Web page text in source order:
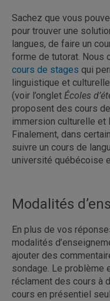
Sachez que vous
pour trouver une
langues, de faire un
forme de tutorat. Nous
cours de stages qui
linguistique et
(voir l’onglet Écoles
proposent des cours
immersion culturelle et
Finalement, dans
suivre un cours de
université québécoise
Modalités
En plus de vos
modalités
ajouter des
sondage. Le problème
réclament des cours à
cours en présentiel